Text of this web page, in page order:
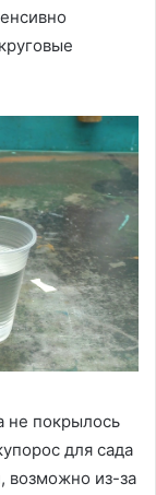
не покрылось
для сада
возможно из-за